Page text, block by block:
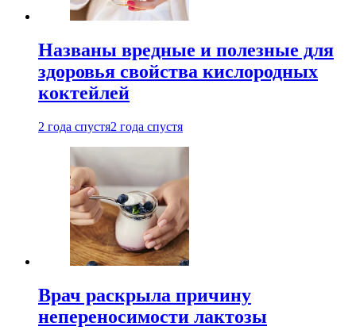
Названы вредные и полезные для
здоровья свойства кислородных
коктейлей
2 года спустя2 года спустя
Врач раскрыла причину
непереносимости лактозы